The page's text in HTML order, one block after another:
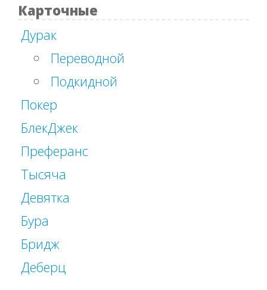
Карточные
Дурак
Переводной
Подкидной
Покер
БлекДжек
Преферанс
Тысяча
Девятка
Бура
Бридж
Деберц